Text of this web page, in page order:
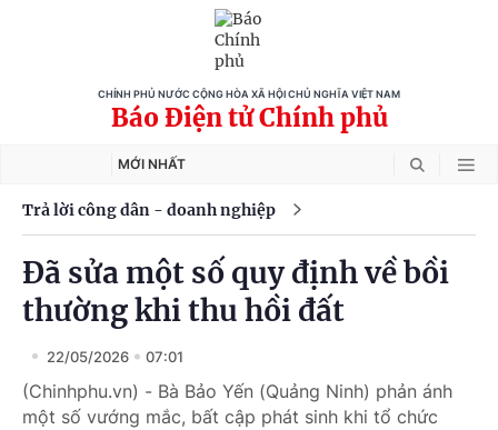
CHÍNH PHỦ NƯỚC CỘNG HÒA XÃ HỘI CHỦ NGHĨA VIỆT NAM
Báo Điện tử Chính phủ
MỚI NHẤT
Trả lời công dân - doanh nghiệp
Đã sửa một số quy định về bồi
thường khi thu hồi đất
22/05/2026 07:01
(Chinhphu.vn) - Bà Bảo Yến (Quảng Ninh) phản ánh
một số vướng mắc, bất cập phát sinh khi tổ chức